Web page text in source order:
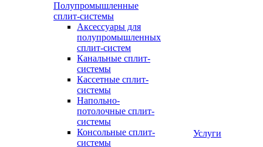
Полупромышленные
сплит-системы
Аксессуары для
полупромышленных
сплит-систем
Канальные сплит-
системы
Кассетные сплит-
системы
Напольно-
потолочные сплит-
системы
Консольные сплит-
системы
Услуги